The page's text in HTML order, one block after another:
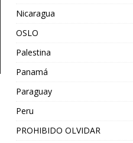
Nicaragua
OSLO
Palestina
Panamá
Paraguay
Peru
PROHIBIDO OLVIDAR